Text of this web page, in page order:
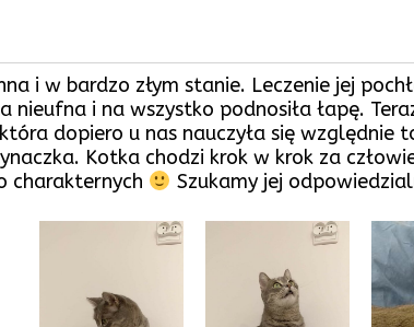
i w bardzo złym stanie. Leczenie jej
nieufna i na wszystko podnosiła łapę.
dopiero u nas nauczyła się względnie
Kotka chodzi krok w krok za
charakternych
Szukamy jej